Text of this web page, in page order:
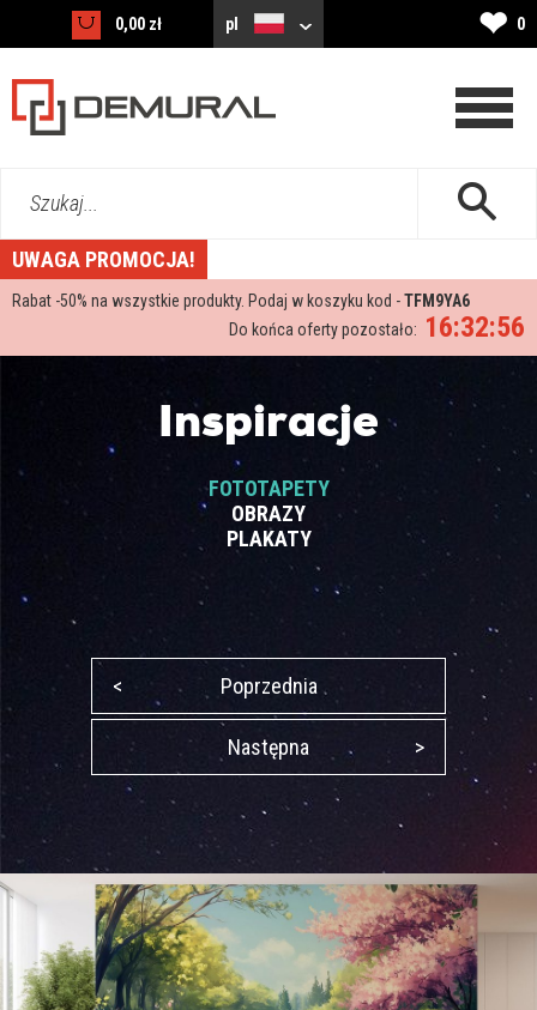
0,00 zł pl ❤ 0
Szukaj...
UWAGA PROMOCJA!
Rabat -50% na wszystkie produkty. Podaj w koszyku kod -TFM9YA6
16:32:55
Do końca oferty pozostało:
Inspiracje
FOTOTAPETY
OBRAZY
PLAKATY
< Poprzednia
Następna >